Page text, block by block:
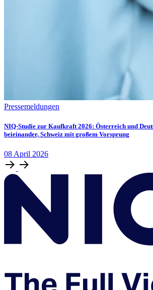
Pressemeldungen
NIQ-Studie zur Kaufkraft 2026: Österreich und
beieinander, Schweiz mit großem Vorsprung
08 April 2026